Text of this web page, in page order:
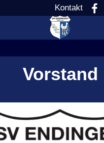
Kontakt
Vorstand